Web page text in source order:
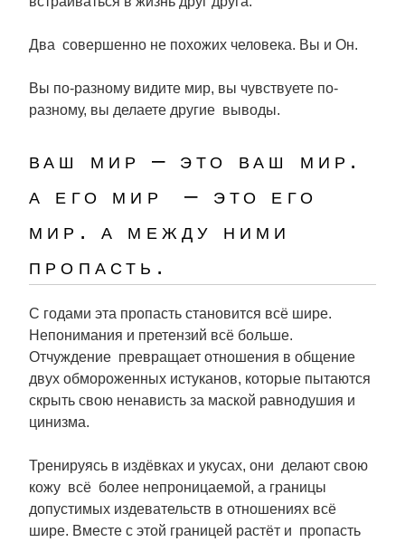
Два совершенно не похожих человека. Вы и Он.
Вы по-разному видите мир, вы чувствуете по-
разному, вы делаете другие выводы.
ваш мир – это ваш мир.
а его мир – это его
мир. а между ними
пропасть.
С годами эта пропасть становится всё шире.
Непонимания и претензий всё больше.
Отчуждение превращает отношения в общение
двух обмороженных истуканов, которые пытаются
скрыть свою ненависть за маской равнодушия и
цинизма.
Тренируясь в издёвках и укусах, они делают свою
кожу всё более непроницаемой, а границы
допустимых издевательств в отношениях всё
шире. Вместе с этой границей растёт и пропасть